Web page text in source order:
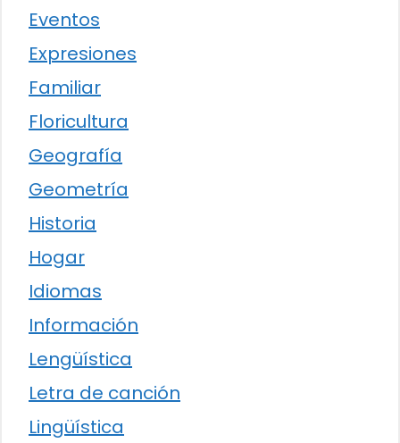
Eventos
Expresiones
Familiar
Floricultura
Geografía
Geometría
Historia
Hogar
Idiomas
Información
Lengüística
Letra de canción
Lingüística